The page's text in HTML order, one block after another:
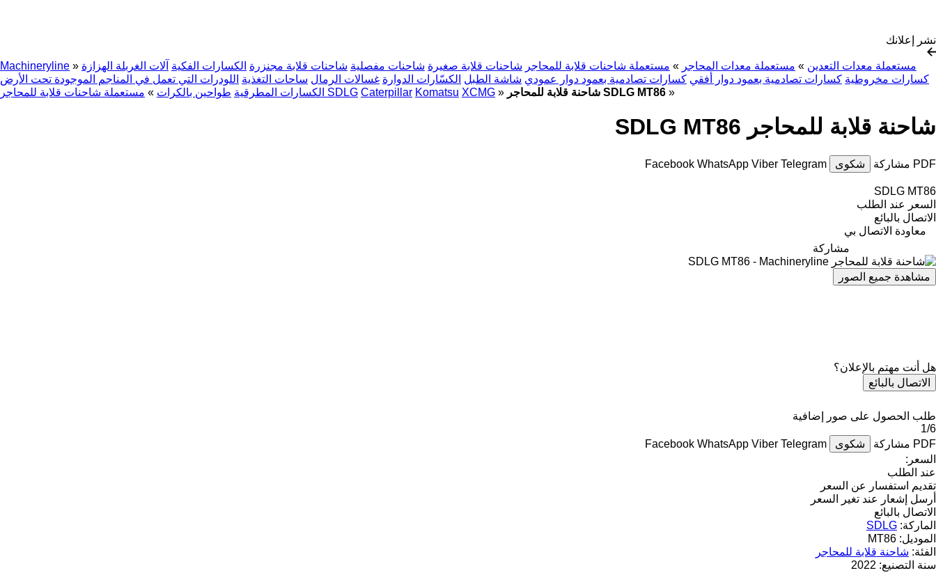
نشر إعلانك
Machineryline » مستعملة معدات التعدين » مستعملة معدات المحاجر » مستعملة شاحنات قلابة للمحاجر شاحنات قلابة صغيرة شاحنات مفصلية شاحنات قلابة مجنزرة الكسارات الفكية آلات الغربلة الهزازة
كسارات مخروطية كسارات تصادمية بعمود دوار أفقي كسارات تصادمية بعمود دوار عمودي شاشة الطبل الكسّارات الدوارة غسالات الرمال ساحات التغذية اللودرات التي تعمل في المناجم الموجودة تحت الأرض
الكسارات المطرقية طواحين بالكرات » مستعملة شاحنات قلابة للمحاجر SDLG Caterpillar Komatsu XCMG » شاحنة قلابة للمحاجر SDLG MT86 »
شاحنة قلابة للمحاجر SDLG MT86
PDF مشاركة شكوى Facebook WhatsApp Viber Telegram
SDLG MT86
السعر عند الطلب
الاتصال بالبائع
معاودة الاتصال بي
مشاركة
مشاهدة جميع الصور
هل أنت مهتم بالإعلان؟
الاتصال بالبائع
طلب الحصول على صور إضافية
1/6
PDF مشاركة شكوى Facebook WhatsApp Viber Telegram
السعر:
عند الطلب
تقديم استفسار عن السعر
أرسل إشعار عند تغير السعر
الاتصال بالبائع
الماركة: SDLG
الموديل: MT86
الفئة: شاحنة قلابة للمحاجر
سنة التصنيع: 2022